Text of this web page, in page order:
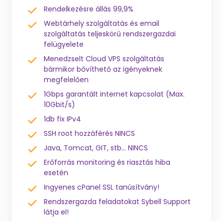
Rendelkezésre állás 99,9%
Webtárhely szolgáltatás és email
szolgáltatás teljeskörű rendszergazdai
felügyelete
Menedzselt Cloud VPS szolgáltatás
bármikor bővíthető az igényeknek
megfelelően
1Gbps garantált internet kapcsolat (Max.
10Gbit/s)
1db fix IPv4
SSH root hozzáférés NINCS
Java, Tomcat, GIT, stb... NINCS
Erőforrás monitoring és riasztás hiba
esetén
Ingyenes cPanel SSL tanúsítvány!
Rendszergazda feladatokat Sybell Support
látja el!